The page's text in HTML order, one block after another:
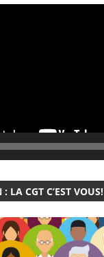
LA CGT C’EST VOUS!